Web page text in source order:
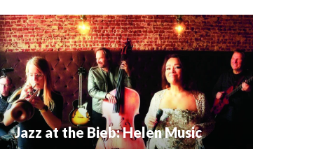
Jazz at the Bieb: Helen Music